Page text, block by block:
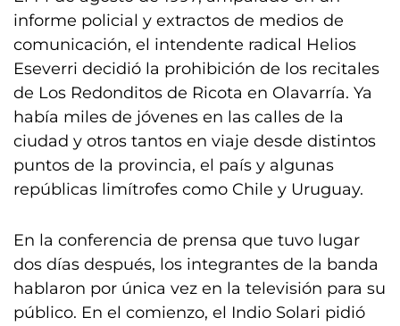
informe policial y extractos de medios de
comunicación, el intendente radical Helios
Eseverri decidió la prohibición de los recitales
de Los Redonditos de Ricota en Olavarría. Ya
había miles de jóvenes en las calles de la
ciudad y otros tantos en viaje desde distintos
puntos de la provincia, el país y algunas
repúblicas limítrofes como Chile y Uruguay.
En la conferencia de prensa que tuvo lugar
dos días después, los integrantes de la banda
hablaron por única vez en la televisión para su
público. En el comienzo, el Indio Solari pidió